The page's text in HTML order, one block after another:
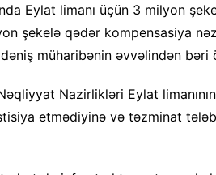
Eylat limanı üçün 3 milyon
şekelə qədər kompensasiya
müharibənin əvvəlindən bəri
Nazirlikləri Eylat
etmədiyinə və təzminat